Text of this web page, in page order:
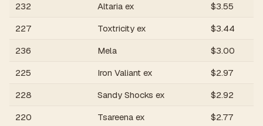
232
Altaria ex $3.55
227
Toxtricity ex $3.44
236
Mela $3.00
225
Iron Valiant ex $2.97
228
Sandy Shocks ex $2.92
220
Tsareena ex $2.77